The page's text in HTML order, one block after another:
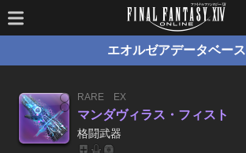
エオルゼアデータベース
RARE
EX
マンダヴィラス・フィスト
格闘武器